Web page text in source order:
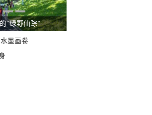
“绿野仙踪”
墨画卷